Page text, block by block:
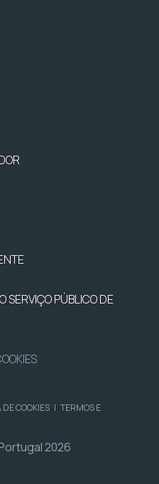
SERVIÇO PÚBLICO DE
DE COOKIES | TERMOS E
2026